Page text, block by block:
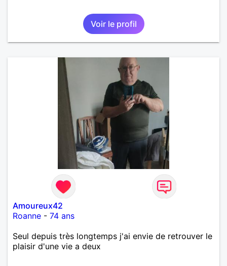
Voir le profil
Amoureux42
Roanne - 74 ans
Seul depuis très longtemps j'ai envie de retrouver le
plaisir d'une vie a deux